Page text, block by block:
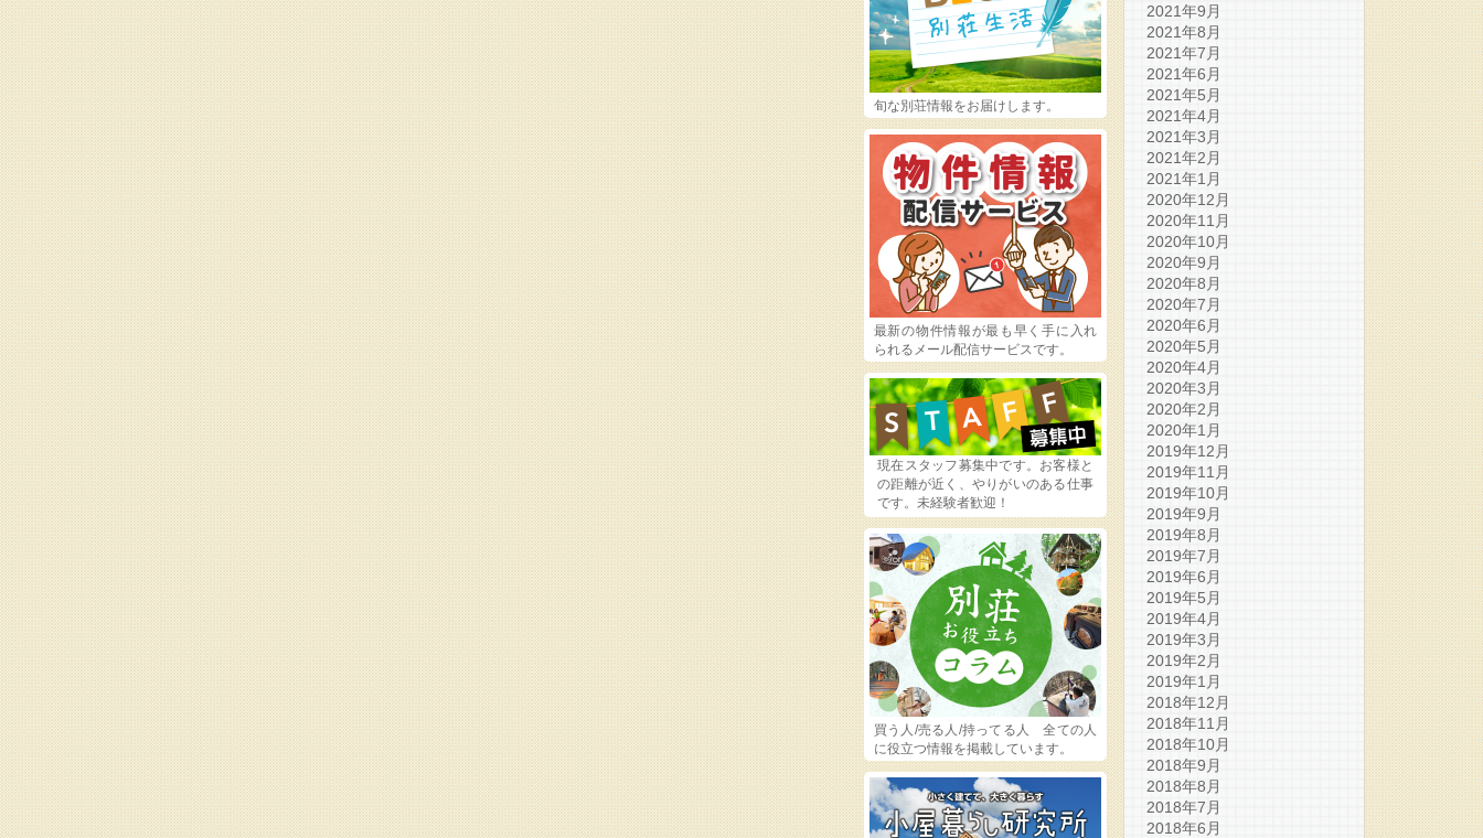
2021年9月
2021年8月
2021年7月
2021年6月
2021年5月
2021年4月
2021年3月
2021年2月
2021年1月
2020年12月
2020年11月
2020年10月
2020年9月
2020年8月
2020年7月
2020年6月
2020年5月
2020年4月
2020年3月
2020年2月
2020年1月
2019年12月
2019年11月
2019年10月
2019年9月
2019年8月
2019年7月
2019年6月
2019年5月
2019年4月
2019年3月
2019年2月
2019年1月
2018年12月
2018年11月
2018年10月
2018年9月
2018年8月
2018年7月
2018年6月
旬な別荘情報をお届けします。
最新の物件情報が最も早く手に入れ
られるメール配信サービスです。
現在スタッフ募集中です。お客様と
の距離が近く、やりがいのある仕事
です。未経験者歓迎！
買う人/売る人/持ってる人 全ての人
に役立つ情報を掲載しています。